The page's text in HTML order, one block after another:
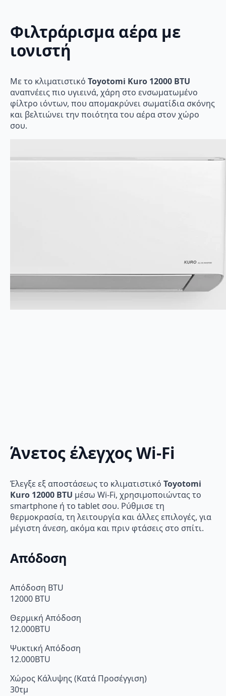
Φιλτράρισμα αέρα με
ιονιστή
Με το κλιματιστικό Toyotomi Kuro 12000 BTU
αναπνέεις πιο υγιεινά, χάρη στο ενσωματωμένο
φίλτρο ιόντων, που απομακρύνει σωματίδια σκόνης
και βελτιώνει την ποιότητα του αέρα στον χώρο
σου.
Άνετος έλεγχος Wi-Fi
Έλεγξε εξ αποστάσεως το κλιματιστικό Toyotomi
Kuro 12000 BTU μέσω Wi-Fi, χρησιμοποιώντας το
smartphone ή το tablet σου. Ρύθμισε τη
θερμοκρασία, τη λειτουργία και άλλες επιλογές, για
μέγιστη άνεση, ακόμα και πριν φτάσεις στο σπίτι.
Απόδοση
Απόδοση BTU
12000 BTU
Θερμική Απόδοση
12.000BTU
Ψυκτική Απόδοση
12.000BTU
Χώρος Κάλυψης (Κατά Προσέγγιση)
30τμ